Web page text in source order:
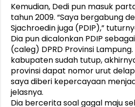
Kemudian, Dedi pun masuk
tahun 2009. “Saya bergabung
Sjachroedin juga (PDIP),”
Dia pun dicalonkan PDIP
(caleg) DPRD Provinsi
kabupaten sudah tutup,
provinsi dapat nomor urut
saya diberi kepercayaan
jelasnya.
Dia bercerita soal gagal maju